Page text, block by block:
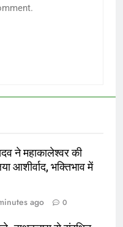
ने महाकालेश्वर की
आशीर्वाद, भक्तिभाव में
ago 0